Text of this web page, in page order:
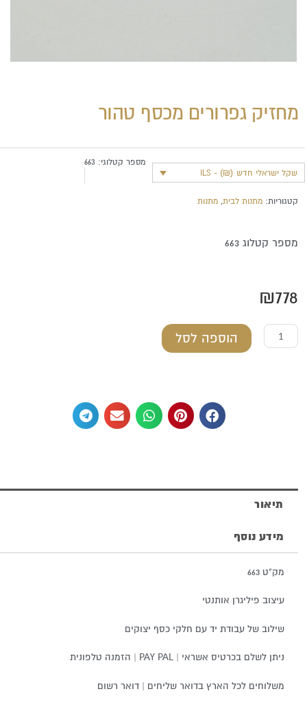
מחזיק גפרורים מכסף טהור
שקל ישראלי חדש (₪) - ILS
מספר קטלוגי:663
קטגוריות: מתנות לבית,מתנות
מספר קטלוג 663
₪778
הוספה לסל
תיאור
מידע נוסף
מק"ט 663
עיצוב פיליגרן אותנטי
שילוב של עבודת יד עם חלקי כסף יצוקים
ניתן לשלם בכרטיס אשראי | PAY PAL | הזמנה טלפונית
משלוחים לכל הארץ בדואר שליחים | דואר רשום